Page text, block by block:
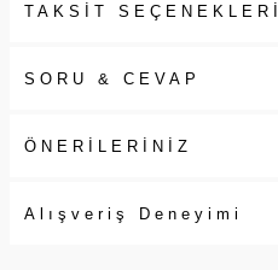
TAKSİT SEÇENEKLERİ
SORU & CEVAP
ÖNERİLERİNİZ
Alışveriş Deneyimi